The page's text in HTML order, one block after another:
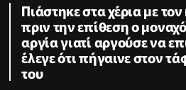
Πιάστηκε στα χέρια με
πριν την επίθεση ο
αργία γιατί αργούσε να
έλεγε ότι πήγαινε στον
του